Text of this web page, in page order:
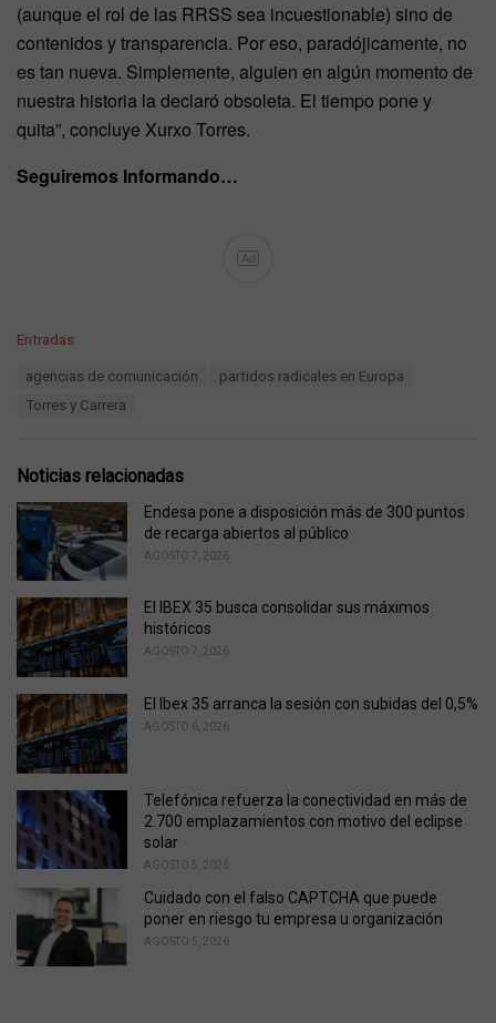
(aunque el rol de las RRSS sea incuestionable) sino de
contenidos y transparencia. Por eso, paradójicamente, no
es tan nueva. Simplemente, alguien en algún momento de
nuestra historia la declaró obsoleta. El tiempo pone y
quita”, concluye Xurxo Torres.
Seguiremos Informando…
Ad
C
i
e
s
:
Entradas
agencias de comunicación
partidos radicales en Europa
Torres y Carrera
Noticias relacionadas
Endesa pone a disposición más de 300 puntos
de recarga abiertos al público
AGOSTO 7, 2026
El IBEX 35 busca consolidar sus máximos
históricos
AGOSTO 7, 2026
El Ibex 35 arranca la sesión con subidas del 0,5%
AGOSTO 6, 2026
Telefónica refuerza la conectividad en más de
2.700 emplazamientos con motivo del eclipse
solar
AGOSTO 5, 2026
Cuidado con el falso CAPTCHA que puede
poner en riesgo tu empresa u organización
AGOSTO 5, 2026